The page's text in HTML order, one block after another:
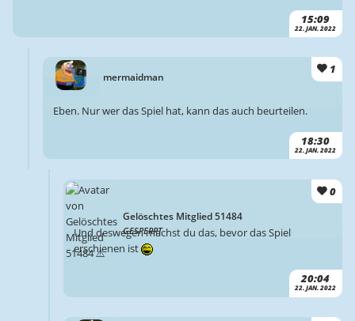
15:09
22. JAN. 2022
mermaidman
1
18:30
22. JAN. 2022
Eben. Nur wer das Spiel hat, kann das auch beurteilen.
Gelöschtes Mitglied 51484
GESPERRT
0
20:04
22. JAN. 2022
Und deswegen machst du das, bevor das Spiel
erschienen ist